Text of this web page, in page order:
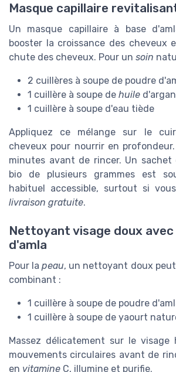
Masque capillaire
Un masque capillaire à base
booster la croissance des cheveux
chute des cheveux. Pour un soin
2 cuillères à soupe de poudre
1 cuillère à soupe de huile d'argan
1 cuillère à soupe d'eau tiède
Appliquez ce mélange sur le
cheveux pour nourrir en
minutes avant de rincer. Un sachet
bio de plusieurs grammes est
habituel accessible, surtout si
livraison gratuite.
Nettoyant visage doux avec
d'amla
Pour lapeau, un nettoyant doux
combinant :
1 cuillère à soupe de poudre
1 cuillère à soupe de yaourt
Massez délicatement sur le
mouvements circulaires avant de
en vitamine C, illumine et purifie.